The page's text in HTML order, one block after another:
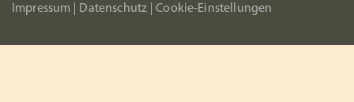
Impressum
Datenschutz Cookie-Einstellungen